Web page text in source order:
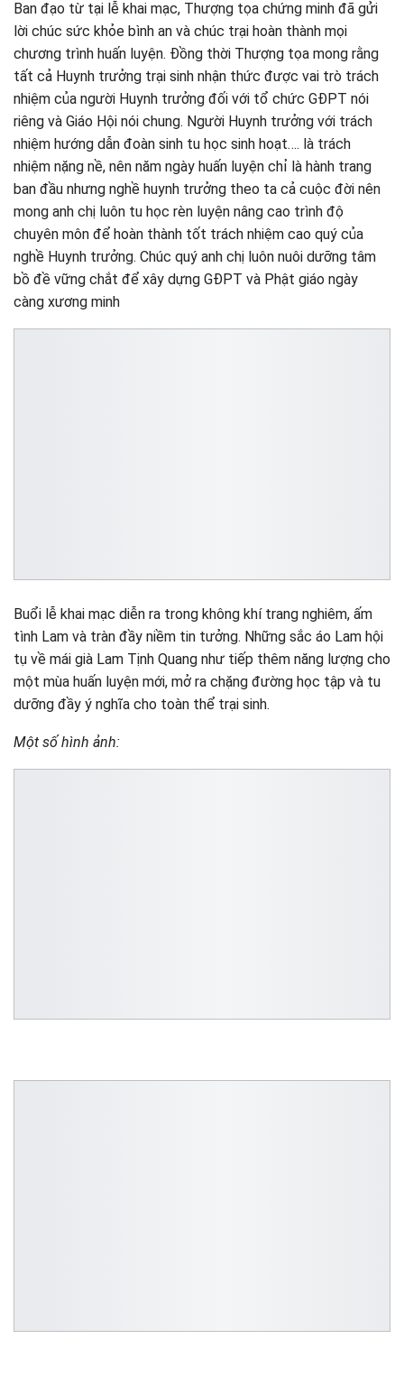
Ban đạo từ tại lễ khai mạc, Thượng tọa chứng minh đã gửi
lời chúc sức khỏe bình an và chúc trại hoàn thành mọi
chương trình huấn luyện. Đồng thời Thượng tọa mong rằng
tất cả Huynh trưởng trại sinh nhận thức được vai trò trách
nhiệm của người Huynh trưởng đối với tổ chức GĐPT nói
riêng và Giáo Hội nói chung. Người Huynh trưởng với trách
nhiệm hướng dẫn đoàn sinh tu học sinh hoạt…. là trách
nhiệm nặng nề, nên năm ngày huấn luyện chỉ là hành trang
ban đầu nhưng nghề huynh trưởng theo ta cả cuộc đời nên
mong anh chị luôn tu học rèn luyện nâng cao trình độ
chuyên môn để hoàn thành tốt trách nhiệm cao quý của
nghề Huynh trưởng. Chúc quý anh chị luôn nuôi dưỡng tâm
bồ đề vững chắt để xây dựng GĐPT và Phật giáo ngày
càng xương minh
Buổi lễ khai mạc diễn ra trong không khí trang nghiêm, ấm
tình Lam và tràn đầy niềm tin tưởng. Những sắc áo Lam hội
tụ về mái già Lam Tịnh Quang như tiếp thêm năng lượng cho
một mùa huấn luyện mới, mở ra chặng đường học tập và tu
dưỡng đầy ý nghĩa cho toàn thể trại sinh.
Một số hình ảnh: